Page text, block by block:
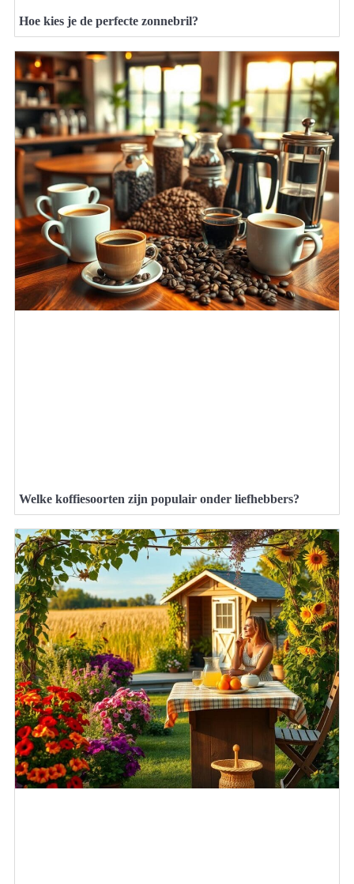
Hoe kies je de perfecte zonnebril?
Welke koffiesoorten zijn populair onder liefhebbers?